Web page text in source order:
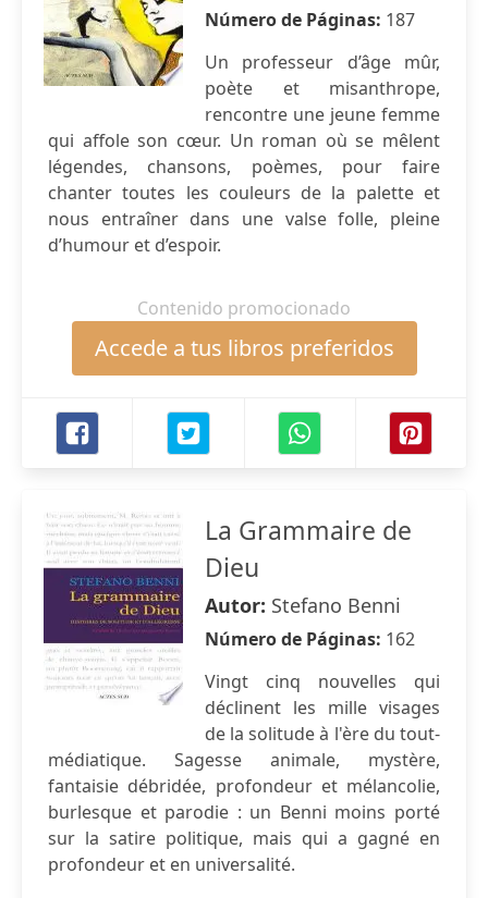
Número de Páginas: 187
Un professeur d’âge mûr,
poète et misanthrope,
rencontre une jeune femme
qui affole son cœur. Un roman où se mêlent
légendes, chansons, poèmes, pour faire
chanter toutes les couleurs de la palette et
nous entraîner dans une valse folle, pleine
d’humour et d’espoir.
Contenido promocionado
Accede a tus libros preferidos
La Grammaire de
Dieu
Autor: Stefano Benni
Número de Páginas: 162
Vingt cinq nouvelles qui
déclinent les mille visages
de la solitude à l'ère du tout-
médiatique. Sagesse animale, mystère,
fantaisie débridée, profondeur et mélancolie,
burlesque et parodie : un Benni moins porté
sur la satire politique, mais qui a gagné en
profondeur et en universalité.